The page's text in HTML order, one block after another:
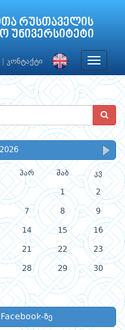
რუსთაველის
უნივერსიტეტი
კონტაქტი
Toggle
პარ შაბ კვ
1 2
7 8 9
14 15 16
21 22 23
28 29 30
ზე